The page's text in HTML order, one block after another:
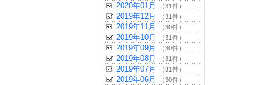
2020年01月 （31件）
2019年12月 （31件）
2019年11月 （30件）
2019年10月 （31件）
2019年09月 （30件）
2019年08月 （31件）
2019年07月 （31件）
2019年06月 （30件）